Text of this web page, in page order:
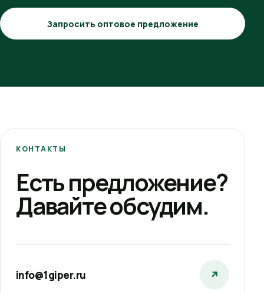
Запросить оптовое предложение
КОНТАКТЫ
Есть предложение?
Давайте обсудим.
info@1giper.ru ↗